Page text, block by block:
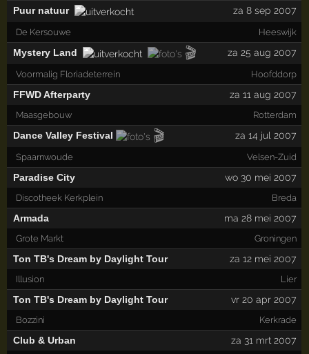
Puur natuur za 8 sep 2007
De Kersouwe Heeswijk
Mystery Land 🎬 za 25 aug 2007
Voormalig Floriadeterrein Hoofddorp
FFWD Afterparty za 11 aug 2007
Maasgebouw Rotterdam
Dance Valley Festival 🎬 za 14 jul 2007
Spaarnwoude Velsen-Zuid
Paradise City wo 30 mei 2007
Discotheek Kerkplein Breda
Armada ma 28 mei 2007
Grote Markt Groningen
Ton TB's Dream by Daylight Tour za 12 mei 2007
Illusion Lier
Ton TB's Dream by Daylight Tour vr 20 apr 2007
Bozzini Kerkrade
Club & Urban za 31 mrt 2007